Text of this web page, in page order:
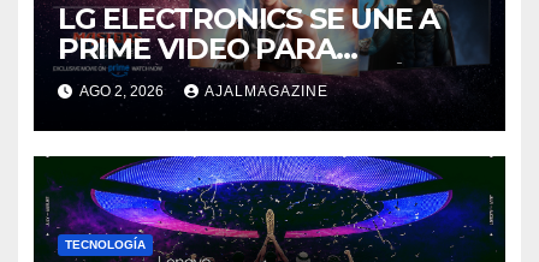
LG ELECTRONICS SE UNE A
PRIME VIDEO PARA
IMPULSAR EN CASA EL ÉPICO
ESTRENO DE MASTERS OF
THE UNIVERSE
AGO 2, 2026 AJALMAGAZINE
TECNOLOGÍA